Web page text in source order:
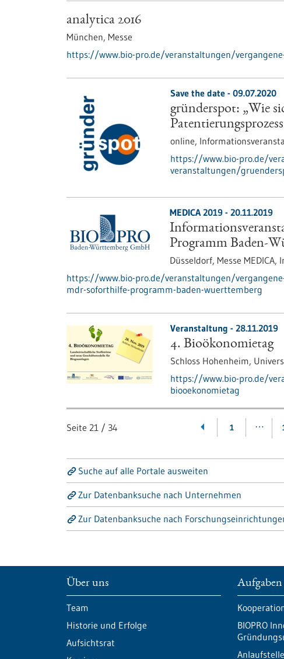
analytica 2016
München, Messe
https://www.bio-pro.de/veranstaltungen/
Save the date - 09.07.2020
gründerspot: „Wie
online,
https://www.bio-pro.de/
veranstaltungen/
MEDICA 2019 - 20.11.2019
Programm Baden-
Düsseldorf, Messe MEDICA,
https://www.bio-pro.de/veranstaltungen/
mdr-soforthilfe-programm-baden-wuerttemberg
Veranstaltung - 28.11.2019
4. Bioökonomietag
Schloss Hohenheim,
https://www.bio-pro.de/
biooekonomietag
Seite 21 / 34 1 …
Suche auf alle Portale ausweiten
Zur Datenbanksuche nach Unternehmen
Zur Datenbanksuche nach
Über uns
Team
Historie und Erfolge
Aufsichtsrat
Aufgaben
BIOPRO